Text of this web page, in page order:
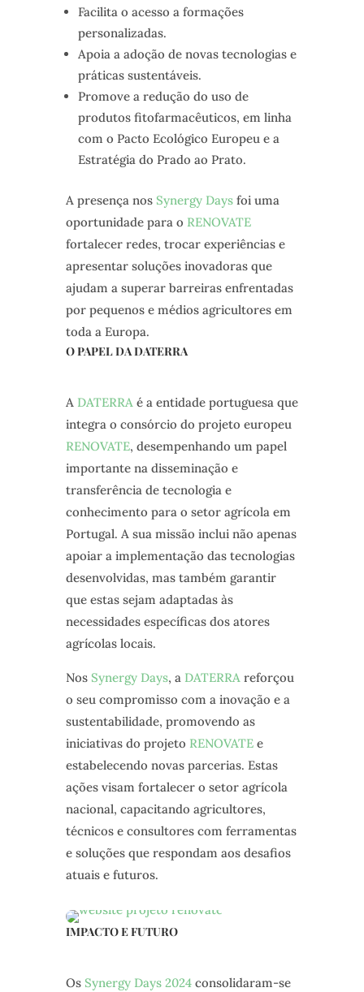
Facilita o acesso a formações
personalizadas.
Apoia a adoção de novas tecnologias e
práticas sustentáveis.
Promove a redução do uso de
produtos fitofarmacêuticos, em linha
com o Pacto Ecológico Europeu e a
Estratégia do Prado ao Prato.
A presença nos Synergy Daysfoi uma
oportunidade para o RENOVATE
fortalecer redes, trocar experiências e
apresentar soluções inovadoras que
ajudam a superar barreiras enfrentadas
por pequenos e médios agricultores em
toda a Europa.
O PAPEL DA DATERRA
A DATERRAé a entidade portuguesa que
integra o consórcio do projeto europeu
RENOVATE, desempenhando um papel
importante na disseminação e
transferência de tecnologia e
conhecimento para o setor agrícola em
Portugal. A sua missão inclui não apenas
apoiar a implementação das tecnologias
desenvolvidas, mas também garantir
que estas sejam adaptadas às
necessidades específicas dos atores
agrícolas locais.
Nos Synergy Days, a DATERRAreforçou
o seu compromisso com a inovação e a
sustentabilidade, promovendo as
iniciativas do projeto RENOVATEe
estabelecendo novas parcerias. Estas
ações visam fortalecer o setor agrícola
nacional, capacitando agricultores,
técnicos e consultores com ferramentas
e soluções que respondam aos desafios
atuais e futuros.
IMPACTO E FUTURO
Os Synergy Days 2024consolidaram-se